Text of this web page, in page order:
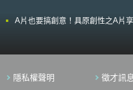
違背公共利益之著述，既無由促進國
有違，基於既得權之保障仍需受公序
違，最高法院釜底抽薪之計，就是讓
A片也要搞創意！具原創性之A片
隱私權聲明 徵才訊息